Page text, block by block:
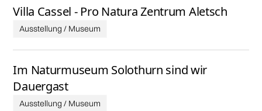
Villa Cassel - Pro Natura Zentrum Aletsch
Ausstellung / Museum
Im Naturmuseum Solothurn sind wir
Dauergast
Ausstellung / Museum